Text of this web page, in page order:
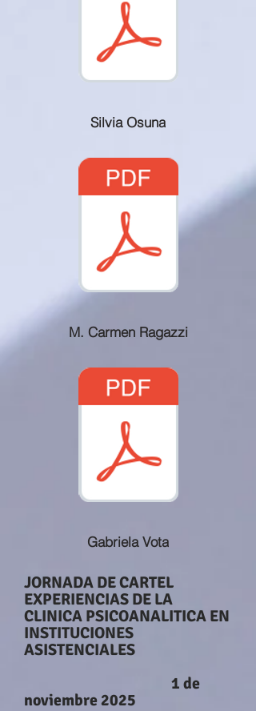
Silvia Osuna
M. Carmen Ragazzi
Gabriela Vota
JORNADA DE CARTEL
EXPERIENCIAS DE LA
CLINICA PSICOANALITICA EN
INSTITUCIONES
ASISTENCIALES
1 de
noviembre 2025